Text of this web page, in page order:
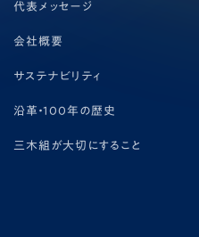
代表メッセージ
会社概要
サステナビリティ
沿革・100年の歴史
三木組が大切にすること